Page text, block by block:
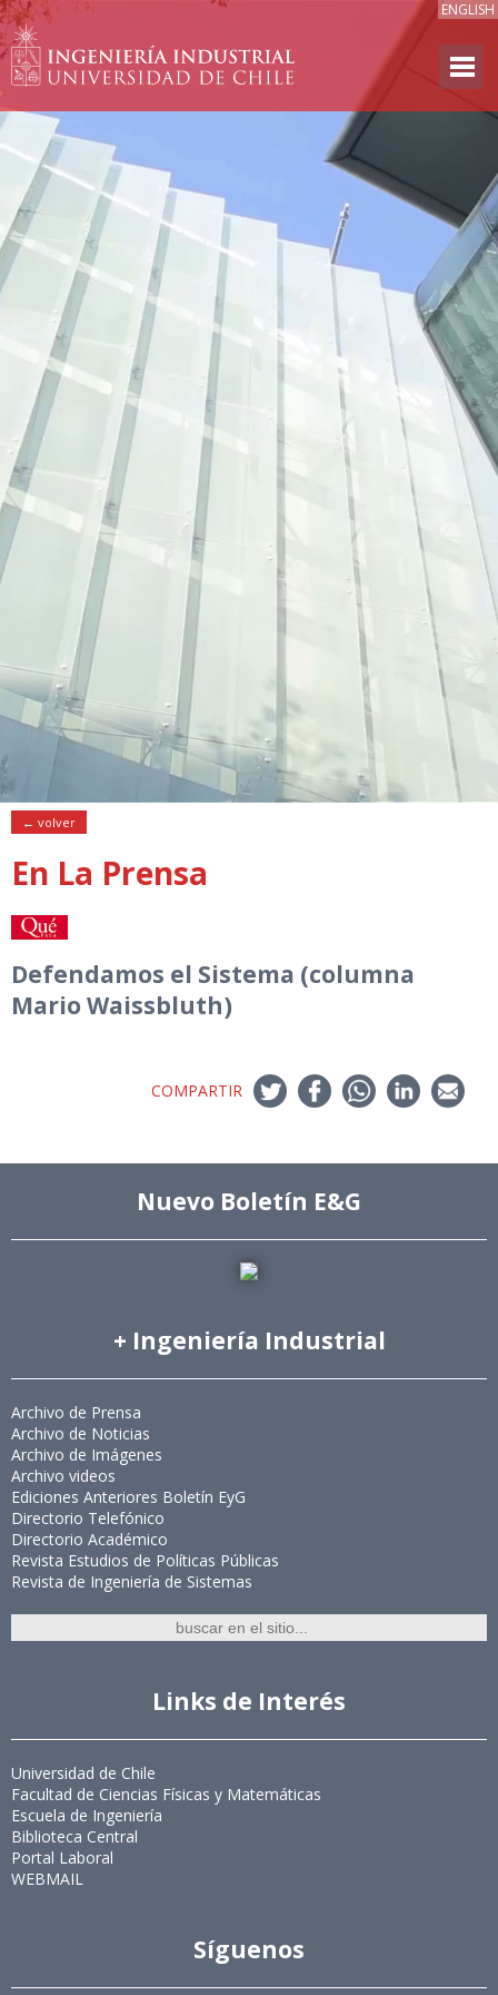
ENGLISH
← volver
En La Prensa
Defendamos el Sistema (columna
Mario Waissbluth)
COMPARTIR
Nuevo Boletín E&G
+ Ingeniería Industrial
Archivo de Prensa
Archivo de Noticias
Archivo de Imágenes
Archivo videos
Ediciones Anteriores Boletín EyG
Directorio Telefónico
Directorio Académico
Revista Estudios de Políticas Públicas
Revista de Ingeniería de Sistemas
Links de Interés
Universidad de Chile
Facultad de Ciencias Físicas y Matemáticas
Escuela de Ingeniería
Biblioteca Central
Portal Laboral
WEBMAIL
Síguenos